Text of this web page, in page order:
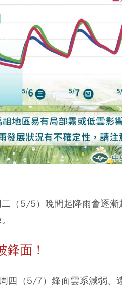
（5/5）晚間起降雨會逐
鋒面！
（5/7）鋒面雲系減弱、